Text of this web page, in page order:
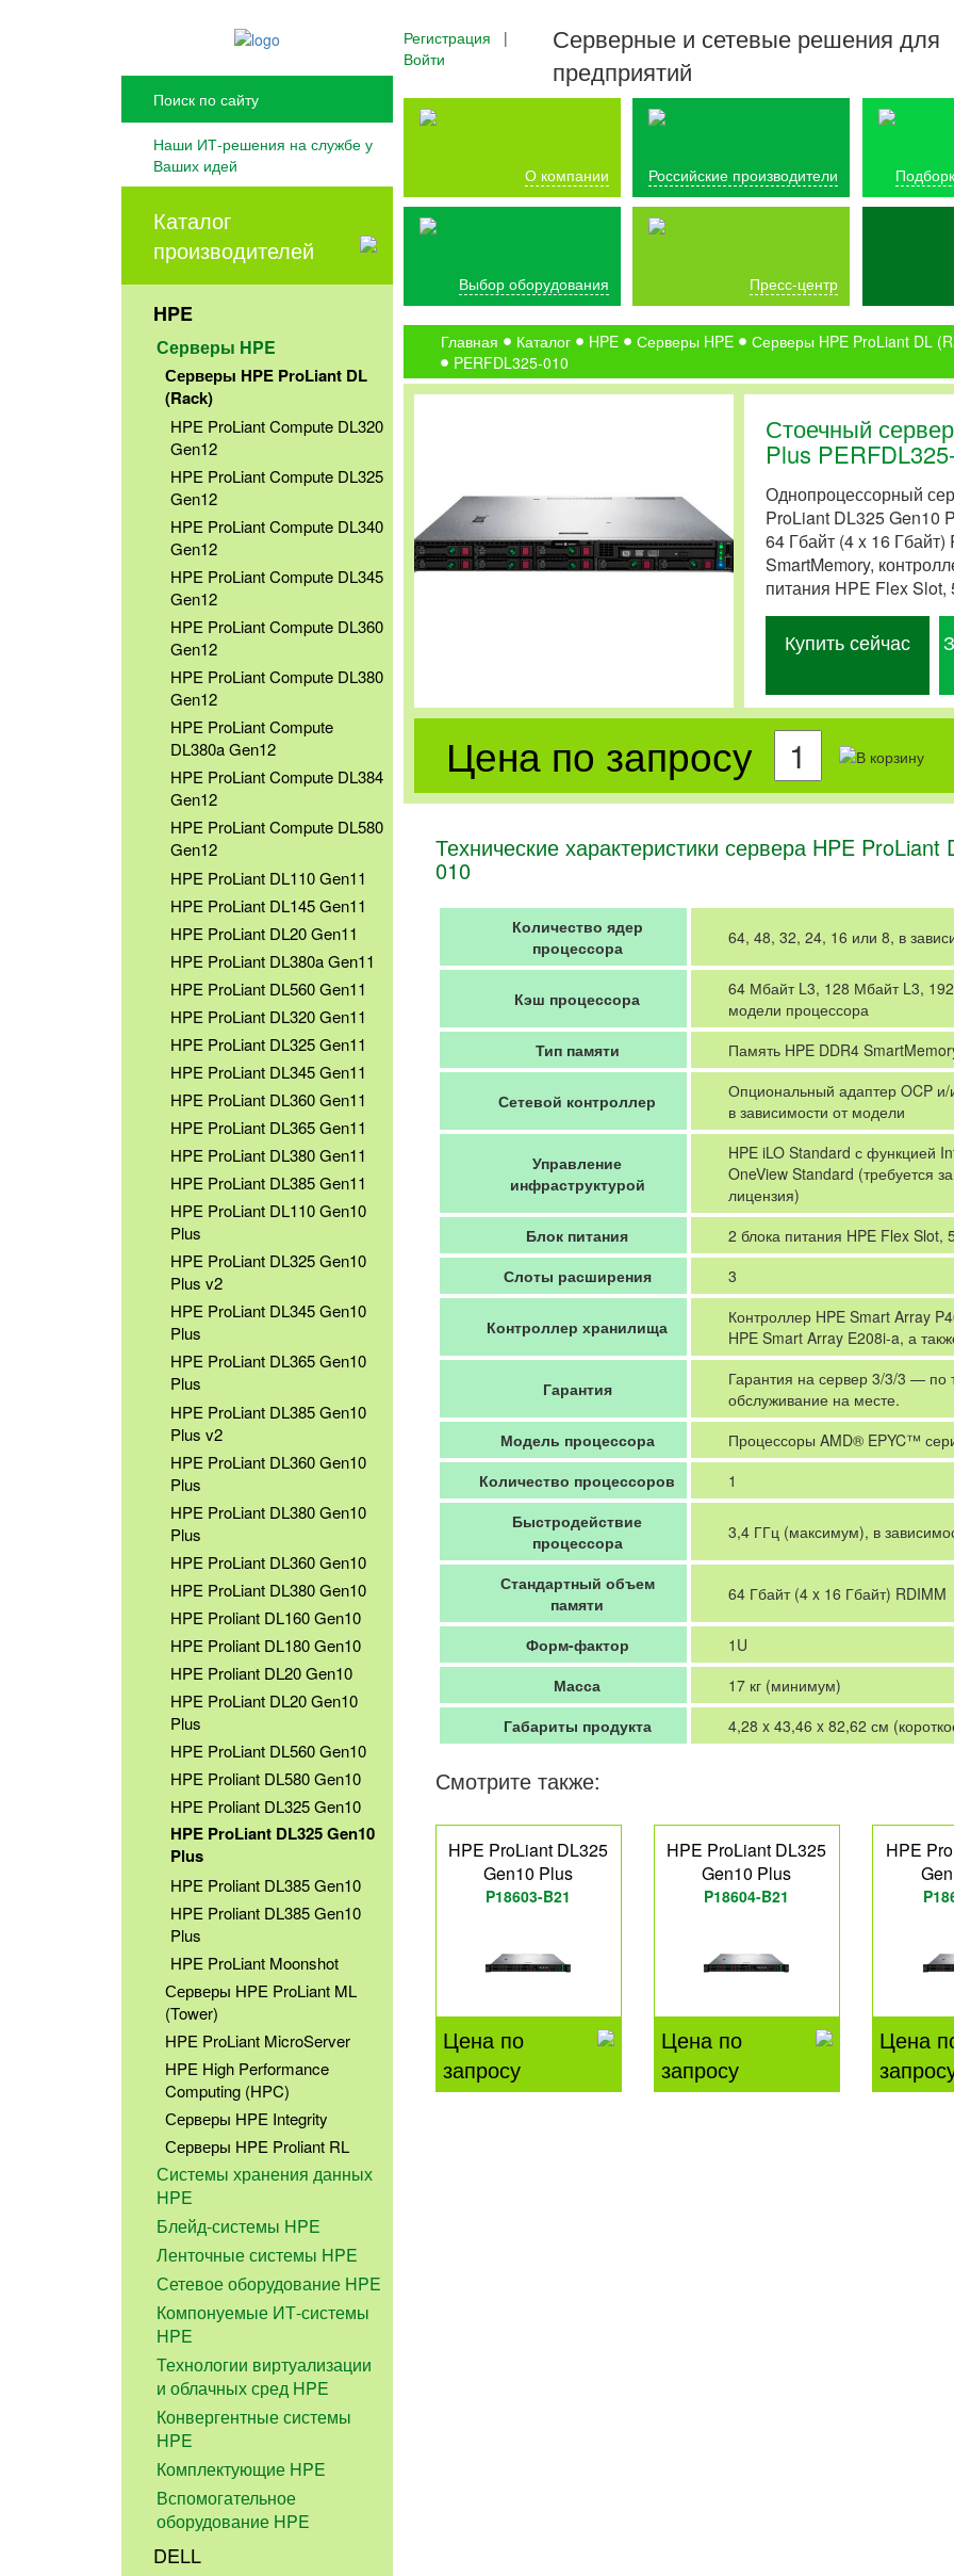
Наши ИТ-решения на службе у
Ваших идей
Каталог
производителей
HPE
Серверы HPE
Серверы HPE ProLiant DL
(Rack)
HPE ProLiant Compute DL320
Gen12
HPE ProLiant Compute DL325
Gen12
HPE ProLiant Compute DL340
Gen12
HPE ProLiant Compute DL345
Gen12
HPE ProLiant Compute DL360
Gen12
HPE ProLiant Compute DL380
Gen12
HPE ProLiant Compute
DL380a Gen12
HPE ProLiant Compute DL384
Gen12
HPE ProLiant Compute DL580
Gen12
HPE ProLiant DL110 Gen11
HPE ProLiant DL145 Gen11
HPE ProLiant DL20 Gen11
HPE ProLiant DL380a Gen11
HPE ProLiant DL560 Gen11
HPE ProLiant DL320 Gen11
HPE ProLiant DL325 Gen11
HPE ProLiant DL345 Gen11
HPE ProLiant DL360 Gen11
HPE ProLiant DL365 Gen11
HPE ProLiant DL380 Gen11
HPE ProLiant DL385 Gen11
HPE ProLiant DL110 Gen10
Plus
HPE ProLiant DL325 Gen10
Plus v2
HPE ProLiant DL345 Gen10
Plus
HPE ProLiant DL365 Gen10
Plus
HPE ProLiant DL385 Gen10
Plus v2
HPE ProLiant DL360 Gen10
Plus
HPE ProLiant DL380 Gen10
Plus
HPE ProLiant DL360 Gen10
HPE ProLiant DL380 Gen10
HPE Proliant DL160 Gen10
HPE Proliant DL180 Gen10
HPE Proliant DL20 Gen10
HPE ProLiant DL20 Gen10
Plus
HPE ProLiant DL560 Gen10
HPE Proliant DL580 Gen10
HPE Proliant DL325 Gen10
HPE ProLiant DL325 Gen10
Plus
HPE Proliant DL385 Gen10
HPE Proliant DL385 Gen10
Plus
HPE ProLiant Moonshot
Серверы HPE ProLiant ML
(Tower)
HPE ProLiant MicroServer
HPE High Performance
Computing (HPC)
Серверы HPE Integrity
Серверы HPE Proliant RL
Системы хранения данных
HPE
Блейд-системы HPE
Ленточные системы HPE
Сетевое оборудование HPE
Компонуемые ИТ-системы
HPE
Технологии виртуализации
и облачных сред HPE
Конвергентные системы
HPE
Комплектующие HPE
Вспомогательное
оборудование HPE
DELL
Регистрация |
Войти
Серверные и сетевые решения для
предприятий
О компании Российские производители
Выбор оборудования Пресс-центр
Главная Каталог HPE Серверы HPE
Серверы HPE ProLiant DL
PERFDL325-010
Стоечный
Plus
Однопроцессорный
ProLiant DL325 Gen10
64 Гбайт (4 x 16
SmartMemory,
питания HPE Flex Slot,
Купить сейчас
Цена по запросу
Технические характеристики сервера HPE
010
Количество ядер
процессора
64, 48, 32, 24, 16 или 8, в
Кэш процессора
64 Мбайт L3, 128 Мбайт L3,
модели процессора
Тип памяти
Память HPE DDR4
Сетевой контроллер
Опциональный адаптер OCP
в зависимости от модели
Управление
инфраструктурой
HPE iLO Standard с функцией
OneView Standard (требуется
лицензия)
Блок питания
2 блока питания HPE Flex Slot,
Слоты расширения
3
Контроллер хранилища
Контроллер HPE Smart Array
HPE Smart Array E208i-a, а
Гарантия
Гарантия на сервер 3/3/3 — по
обслуживание на месте.
Модель процессора
Процессоры AMD® EPYC™
Количество процессоров
1
Быстродействие
процессора
3,4 ГГц (максимум), в
Стандартный объем
памяти
64 Гбайт (4 x 16 Гбайт) RDIMM
Форм-фактор
1U
Масса
17 кг (минимум)
Габариты продукта
4,28 x 43,46 x 82,62 см
Смотрите также:
HPE ProLiant DL325
Gen10 Plus
P18603-B21
Цена по
запросу
HPE ProLiant DL325
Gen10 Plus
P18604-B21
Цена по
запросу
HPE
Цена